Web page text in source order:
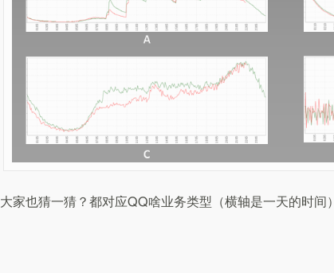
大家也猜一猜？都对应QQ啥业务类型（横轴是一天的时间）